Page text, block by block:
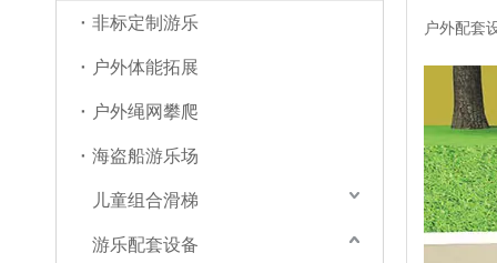
非标定制游乐
户外体能拓展
户外绳网攀爬
海盗船游乐场
儿童组合滑梯
游乐配套设备
户外配套